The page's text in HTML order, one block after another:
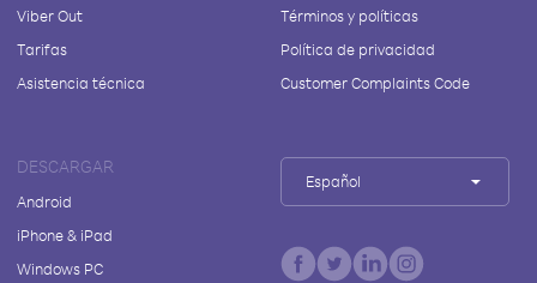
Viber Out
Tarifas
Asistencia técnica
Términos y políticas
Política de privacidad
Customer Complaints Code
DESCARGAR
Android
iPhone & iPad
Windows PC
Español